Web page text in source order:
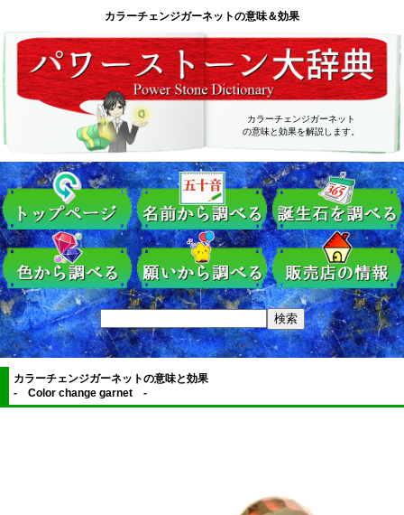
カラーチェンジガーネットの意味＆効果
カラーチェンジガーネット
の意味と効果を解説します。
カラーチェンジガーネットの意味と効果
- Color change garnet -